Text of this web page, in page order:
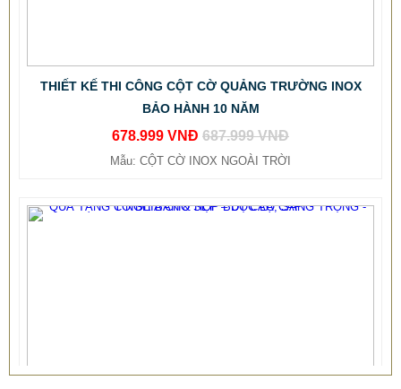
BẢO HÀNH 10 NĂM
678.999 VNĐ 687.999 VNĐ